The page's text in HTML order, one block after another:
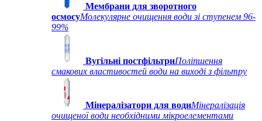
Мембрани для зворотного
осмосуМолекулярне очищення води зі ступенем 96-
99%
Вугільні постфільтриПоліпшення
смакових властивостей води на виході з фільтру
Мінералізатори для водиМінералізація
очищеної води необхідними мікроелементами